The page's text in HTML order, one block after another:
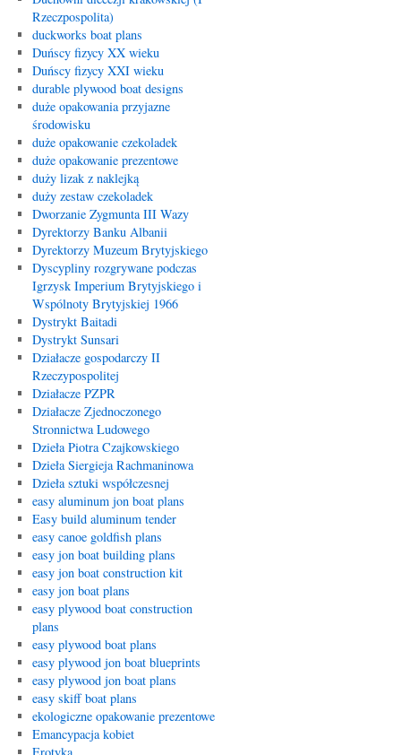
Rzeczpospolita)
duckworks boat plans
Duńscy fizycy XX wieku
Duńscy fizycy XXI wieku
durable plywood boat designs
duże opakowania przyjazne
środowisku
duże opakowanie czekoladek
duże opakowanie prezentowe
duży lizak z naklejką
duży zestaw czekoladek
Dworzanie Zygmunta III Wazy
Dyrektorzy Banku Albanii
Dyrektorzy Muzeum Brytyjskiego
Dyscypliny rozgrywane podczas
Igrzysk Imperium Brytyjskiego i
Wspólnoty Brytyjskiej 1966
Dystrykt Baitadi
Dystrykt Sunsari
Działacze gospodarczy II
Rzeczypospolitej
Działacze PZPR
Działacze Zjednoczonego
Stronnictwa Ludowego
Dzieła Piotra Czajkowskiego
Dzieła Siergieja Rachmaninowa
Dzieła sztuki współczesnej
easy aluminum jon boat plans
Easy build aluminum tender
easy canoe goldfish plans
easy jon boat building plans
easy jon boat construction kit
easy jon boat plans
easy plywood boat construction
plans
easy plywood boat plans
easy plywood jon boat blueprints
easy plywood jon boat plans
easy skiff boat plans
ekologiczne opakowanie prezentowe
Emancypacja kobiet